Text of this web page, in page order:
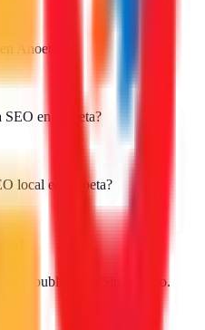
Anoeta?
SEO en Anoeta?
local en Anoeta?
publicadas. Sin registro.